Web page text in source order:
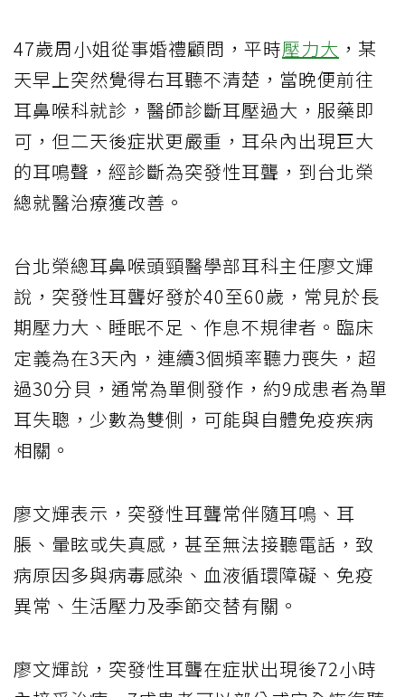
47歲周小姐從事婚禮顧問，平時壓力大 ，某
天早上突然覺得右耳聽不清楚，當晚便前往
耳鼻喉科就診，醫師診斷耳壓過大，服藥即
可，但二天後症狀更嚴重，耳朵內出現巨大
的耳鳴聲，經診斷為突發性耳聾，到台北榮
總就醫治療獲改善。
台北榮總耳鼻喉頭頸醫學部耳科主任廖文輝
說，突發性耳聾好發於40至60歲，常見於長
期壓力大、睡眠不足、作息不規律者。臨床
定義為在3天內，連續3個頻率聽力喪失，超
過30分貝，通常為單側發作，約9成患者為單
耳失聰，少數為雙側，可能與自體免疫疾病
相關。
廖文輝表示，突發性耳聾常伴隨耳鳴、耳
脹、暈眩或失真感，甚至無法接聽電話，致
病原因多與病毒感染、血液循環障礙、免疫
異常、生活壓力及季節交替有關。
廖文輝說，突發性耳聾在症狀出現後72小時